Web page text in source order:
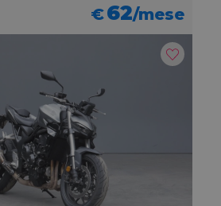
€62/mese